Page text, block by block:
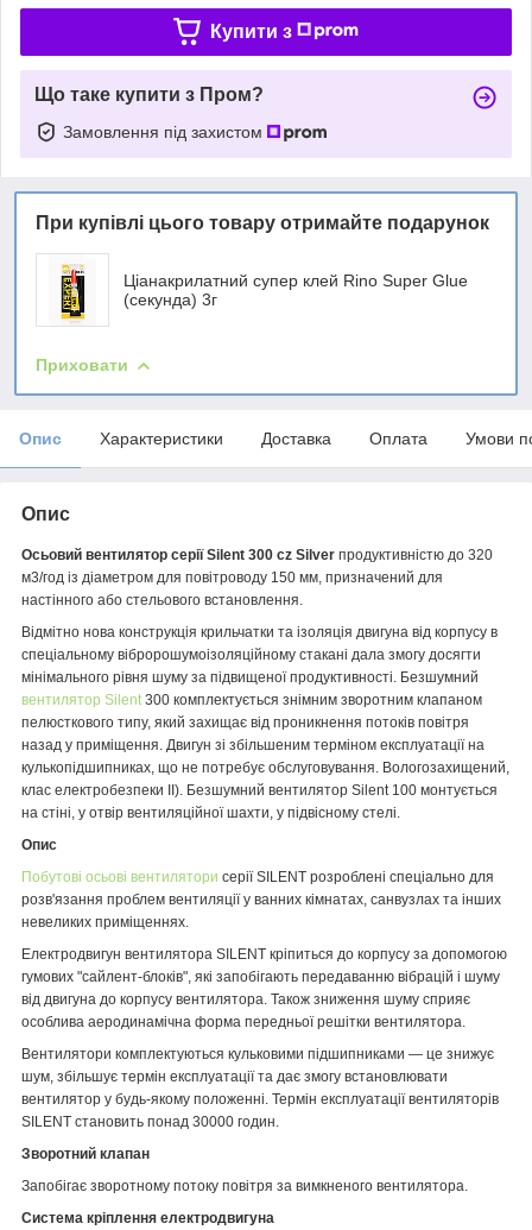
Купити з
Що таке купити з Пром?
Замовлення під захистом
При купівлі цього товару отримайте подарунок
Ціанакрилатний супер клей Rino Super Glue
(секунда) 3г
Приховати
Опис Характеристики Доставка Оплата Умови
Опис
Осьовий вентилятор серії Silent 300 cz Silver продуктивністю до 320
м3/год із діаметром для повітроводу 150 мм, призначений для
настінного або стельового встановлення.
Відмітно нова конструкція крильчатки та ізоляція двигуна від корпусу в
спеціальному вібророшумоізоляційному стакані дала змогу досягти
мінімального рівня шуму за підвищеної продуктивності. Безшумний
вентилятор Silent 300 комплектується знімним зворотним клапаном
пелюсткового типу, який захищає від проникнення потоків повітря
назад у приміщення. Двигун зі збільшеним терміном експлуатації на
кулькопідшипниках, що не потребує обслуговування. Вологозахищений,
клас електробезпеки II). Безшумний вентилятор Silent 100 монтується
на стіні, у отвір вентиляційної шахти, у підвісному стелі.
Опис
Побутові осьові вентилятори серії SILENT розроблені спеціально для
розв'язання проблем вентиляції у ванних кімнатах, санвузлах та інших
невеликих приміщеннях.
Електродвигун вентилятора SILENT кріпиться до корпусу за допомогою
гумових "сайлент-блоків", які запобігають передаванню вібрацій і шуму
від двигуна до корпусу вентилятора. Також зниження шуму сприяє
особлива аеродинамічна форма передньої решітки вентилятора.
Вентилятори комплектуються кульковими підшипниками — це знижує
шум, збільшує термін експлуатації та дає змогу встановлювати
вентилятор у будь-якому положенні. Термін експлуатації вентиляторів
SILENT становить понад 30000 годин.
Зворотний клапан
Запобігає зворотному потоку повітря за вимкненого вентилятора.
Система кріплення електродвигуна